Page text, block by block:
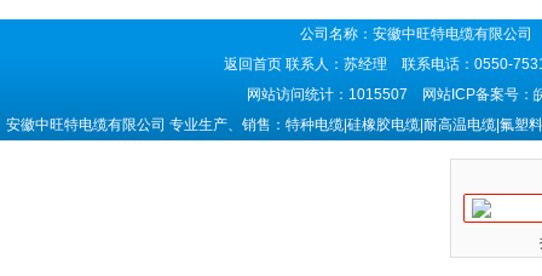
公司名称：安徽中旺特电缆有限公
返回首页 联系人：苏经理 联系电话：0550-
网站访问统计：1015507 网站ICP备案号：
安徽中旺特电缆有限公司 专业生产、销售：特种电缆|硅橡胶电缆|耐高温电缆|氟